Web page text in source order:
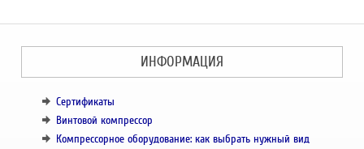
ИНФОРМАЦИЯ
Сертификаты
Винтовой компрессор
Компрессорное оборудование: как выбрать нужный вид